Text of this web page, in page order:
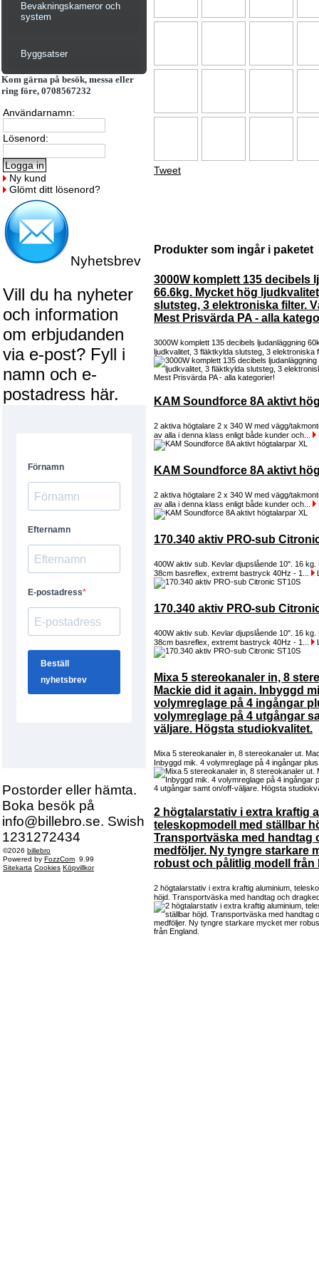
Bevakningskameror och
system
Byggsatser
Kom gärna på besök, messa eller
ring före, 0708567232
Användarnamn:
Lösenord:
Ny kund
Glömt ditt lösenord?
Nyhetsbrev
Vill du ha nyheter
och information
om erbjudanden
via e-post? Fyll i
namn och e-
postadress här.
Postorder eller hämta.
Boka besök på
info@billebro.se. Swish
1231272434
©2026 billebro
Powered by FozzCom 9.99
Sitekarta Cookies Köpvillkor
Tweet
Produkter som ingår i paketet
3000W komplett 135 decibels
66.6kg. Mycket hög
slutsteg, 3 elektroniska filter.
Mest Prisvärda PA - alla
3000W komplett 135 decibels ljudanläggning
ljudkvalitet, 3 fläktkylda slutsteg, 3 elektroniska
KAM Soundforce 8A aktivt
2 aktiva högtalare 2 x 340 W med vägg/
av alla i denna klass enligt både kunder och...
KAM Soundforce 8A aktivt
2 aktiva högtalare 2 x 340 W med vägg/
av alla i denna klass enligt både kunder och...
170.340 aktiv PRO-sub
400W aktiv sub. Kevlar djupslående 10". 16 kg.
38cm basreflex, extremt bastryck 40Hz - 1...
170.340 aktiv PRO-sub
400W aktiv sub. Kevlar djupslående 10". 16 kg.
38cm basreflex, extremt bastryck 40Hz - 1...
Mixa 5 stereokanaler in, 8
Mackie did it again. Inbyggd
volymreglage på 4 ingångar
volymreglage på 4 utgångar
väljare. Högsta studiokvalitet.
Mixa 5 stereokanaler in, 8 stereokanaler ut.
Inbyggd mik. 4 volymreglage på 4 ingångar
2 högtalarstativ i extra kraftig
teleskopmodell med ställbar
Transportväska med handtag
medföljer. Ny tyngre starkare
robust och pålitlig modell från
2 högtalarstativ i extra kraftig aluminium,
höjd. Transportväska med handtag och